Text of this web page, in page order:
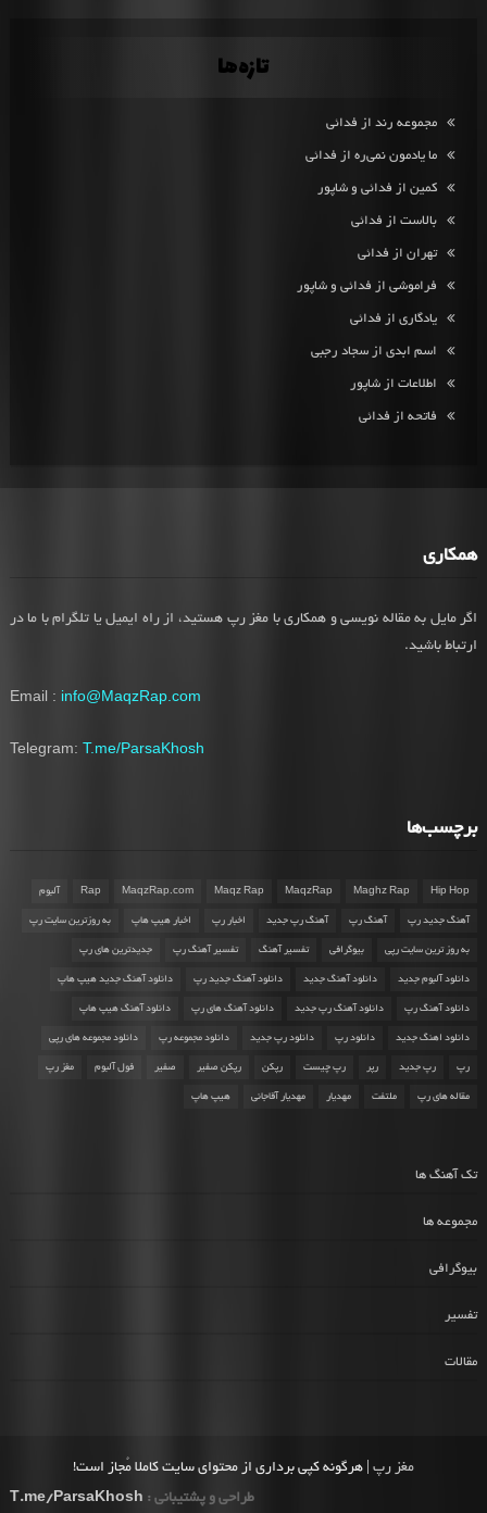
تازه‌ها
مجموعه رند از فدائی
ما یادمون نمی‌ره از فدائی
کمین از فدائی و شاپور
بالاست از فدائی
تهران از فدائی
فراموشی از فدائی و شاپور
یادگاری از فدائی
اسم ابدی از سجاد رجبی
اطلاعات از شاپور
فاتحه از فدائی
همکاری
اگر مایل به مقاله نویسی و همکاری با مغز رپ هستید، از راه ایمیل یا تلگرام با ما در
ارتباط باشید.
Email : info@MaqzRap.com
Telegram: T.me/ParsaKhosh
برچسب‌ها
Hip Hop
Maghz Rap
MaqzRap
Maqz Rap
MaqzRap.com
Rap آلبوم
آهنگ جدید رپ آهنگ رپ آهنگ رپ جدید اخبار رپ اخبار هیپ هاپ به روزترین سایت رپ
به روز ترین سایت رپی بیوگرافی تفسیر آهنگ تفسیر آهنگ رپ جدیدترین های رپ
دانلود آلبوم جدید دانلود آهنگ جدید دانلود آهنگ جدید رپ دانلود آهنگ جدید هیپ هاپ
دانلود آهنگ رپ دانلود آهنگ رپ جدید دانلود آهنگ های رپ دانلود آهنگ هیپ هاپ
دانلود اهنگ جدید دانلود رپ دانلود رپ جدید دانلود مجموعه رپ دانلود مجموعه های رپی
رپ رپ جدید رپر رپ چیست رپکن رپکن صفیر صفیر فول آلبوم مغز رپ
مقاله های رپ ملتفت مهدیار مهدیار آقاجانی هیپ هاپ
تک آهنگ ها
مجموعه ها
بیوگرافی
تفسیر
مقالات
مغز رپ | هرگونه کپی برداری از محتوای سایت کاملا مُجاز است!
طراحی و پشتیبانی : T.me/ParsaKhosh